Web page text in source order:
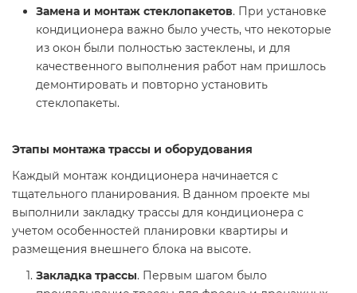
Замена и монтаж стеклопакетов. При установке
кондиционера важно было учесть, что некоторые
из окон были полностью застеклены, и для
качественного выполнения работ нам пришлось
демонтировать и повторно установить
стеклопакеты.
Этапы монтажа трассы и оборудования
Каждый монтаж кондиционера начинается с
тщательного планирования. В данном проекте мы
выполнили закладку трассы для кондиционера с
учетом особенностей планировки квартиры и
размещения внешнего блока на высоте.
Закладка трассы. Первым шагом было